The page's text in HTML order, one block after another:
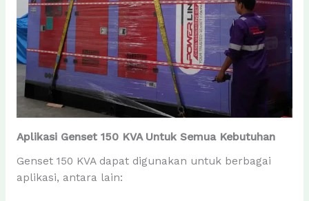
Aplikasi Genset 150 KVA Untuk Semua Kebutuhan
Genset 150 KVA dapat digunakan untuk berbagai
aplikasi, antara lain: